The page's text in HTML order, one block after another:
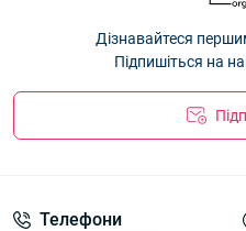
Кепка дитяча "Кугуар"
Оптом 26Д47— 94.50 ₴
Дізнавайтеся
Підпишіться на
Телефони